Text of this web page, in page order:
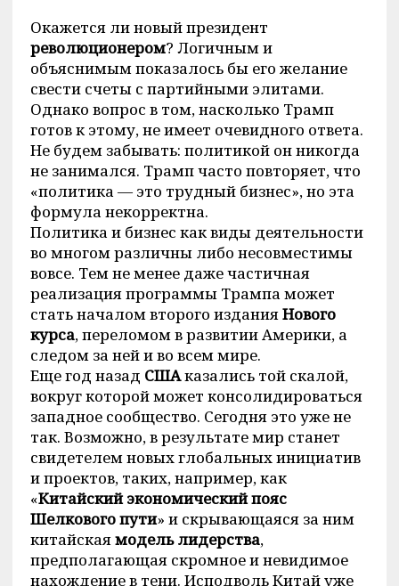
Окажется ли новый президент
революционером? Логичным и
объяснимым показалось бы его желание
свести счеты с партийными элитами.
Однако вопрос в том, насколько Трамп
готов к этому, не имеет очевидного ответа.
Не будем забывать: политикой он никогда
не занимался. Трамп часто повторяет, что
«политика — это трудный бизнес», но эта
формула некорректна.
Политика и бизнес как виды деятельности
во многом различны либо несовместимы
вовсе. Тем не менее даже частичная
реализация программы Трампа может
стать началом второго изданияНового
курса, переломом в развитии Америки, а
следом за ней и во всем мире.
Еще год назад СШАказались той скалой,
вокруг которой может консолидироваться
западное сообщество. Сегодня это уже не
так. Возможно, в результате мир станет
свидетелем новых глобальных инициатив
и проектов, таких, например, как
«Китайский экономический пояс
Шелкового пути» и скрывающаяся за ним
китайскаямодель лидерства,
предполагающая скромное и невидимое
нахождение в тени. Исподволь Китай уже